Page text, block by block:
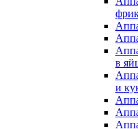
в
и